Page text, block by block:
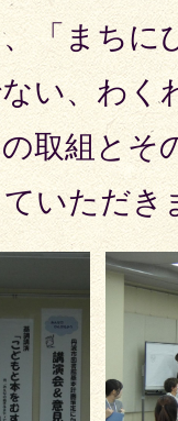
「まちに
い、わ
取組とそ
いただき